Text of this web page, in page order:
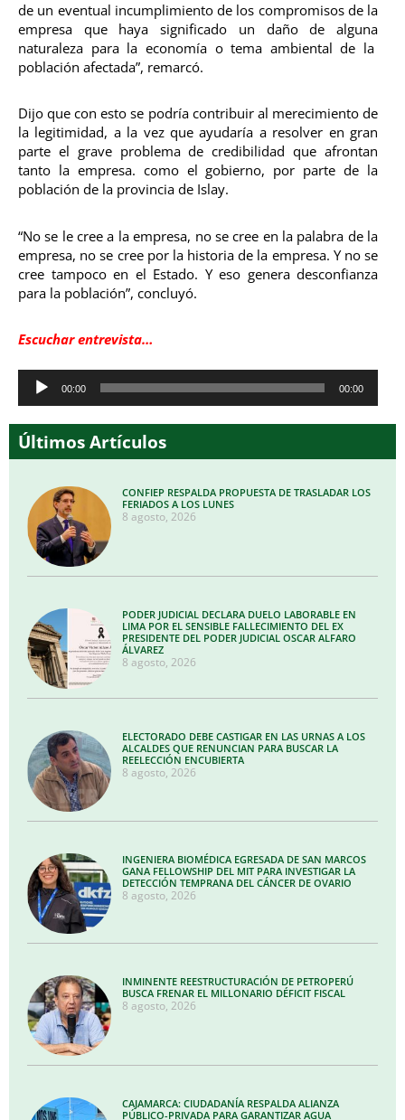
de un eventual incumplimiento de los compromisos de la
empresa que haya significado un daño de alguna
naturaleza para la economía o tema ambiental de la
población afectada”, remarcó.
Dijo que con esto se podría contribuir al merecimiento de
la legitimidad, a la vez que ayudaría a resolver en gran
parte el grave problema de credibilidad que afrontan
tanto la empresa. como el gobierno, por parte de la
población de la provincia de Islay.
“No se le cree a la empresa, no se cree en la palabra de la
empresa, no se cree por la historia de la empresa. Y no se
cree tampoco en el Estado. Y eso genera desconfianza
para la población”, concluyó.
Escuchar entrevista…
Reproductor
00:00 00:00
Últimos Artículos
CONFIEP RESPALDA PROPUESTA DE TRASLADAR LOS
FERIADOS A LOS LUNES
8 agosto, 2026
PODER JUDICIAL DECLARA DUELO LABORABLE EN
LIMA POR EL SENSIBLE FALLECIMIENTO DEL EX
PRESIDENTE DEL PODER JUDICIAL OSCAR ALFARO
ÁLVAREZ
8 agosto, 2026
ELECTORADO DEBE CASTIGAR EN LAS URNAS A LOS
ALCALDES QUE RENUNCIAN PARA BUSCAR LA
REELECCIÓN ENCUBIERTA
8 agosto, 2026
INGENIERA BIOMÉDICA EGRESADA DE SAN MARCOS
GANA FELLOWSHIP DEL MIT PARA INVESTIGAR LA
DETECCIÓN TEMPRANA DEL CÁNCER DE OVARIO
8 agosto, 2026
INMINENTE REESTRUCTURACIÓN DE PETROPERÚ
BUSCA FRENAR EL MILLONARIO DÉFICIT FISCAL
8 agosto, 2026
CAJAMARCA: CIUDADANÍA RESPALDA ALIANZA
PÚBLICO-PRIVADA PARA GARANTIZAR AGUA